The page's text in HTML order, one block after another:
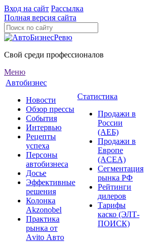
Вход на сайт Рассылка
Полная версия сайта
Свой среди профессионалов
Меню
Автобизнес
Новости
Обзор прессы
События
Интервью
Рецепты
успеха
Персоны
автобизнеса
Досье
Эффективные
решения
Колонка
Akzonobel
Практика
рынка от
Аvito Авто
Статистика
Продажи в
России
(АЕБ)
Продажи в
Европе
(ACEA)
Сегментация
рынка РФ
Рейтинги
дилеров
Тарифы
каско (ЭЛТ-
ПОИСК)